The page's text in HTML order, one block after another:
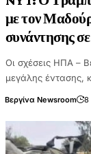
με τον
συνάντησης
Οι σχέσεις ΗΠΑ –
μεγάλης έντασης,
Βεργίνα Newsroom 8